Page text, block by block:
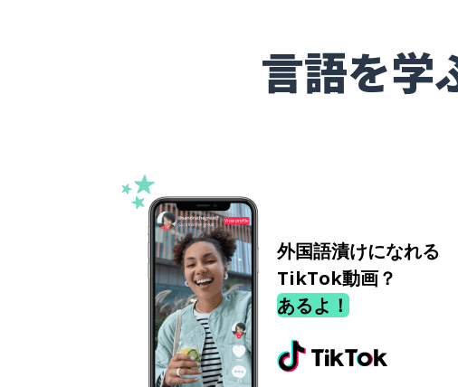
言語を学
外国語漬けになれる
TikTok動画？
あるよ！